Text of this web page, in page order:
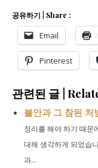
공유하기 | Share :
Email
Pinterest
관련된 글 |
불안과 그 참된 처
정리를 해야 하기 때문
대해 생각하게 되었습
과...